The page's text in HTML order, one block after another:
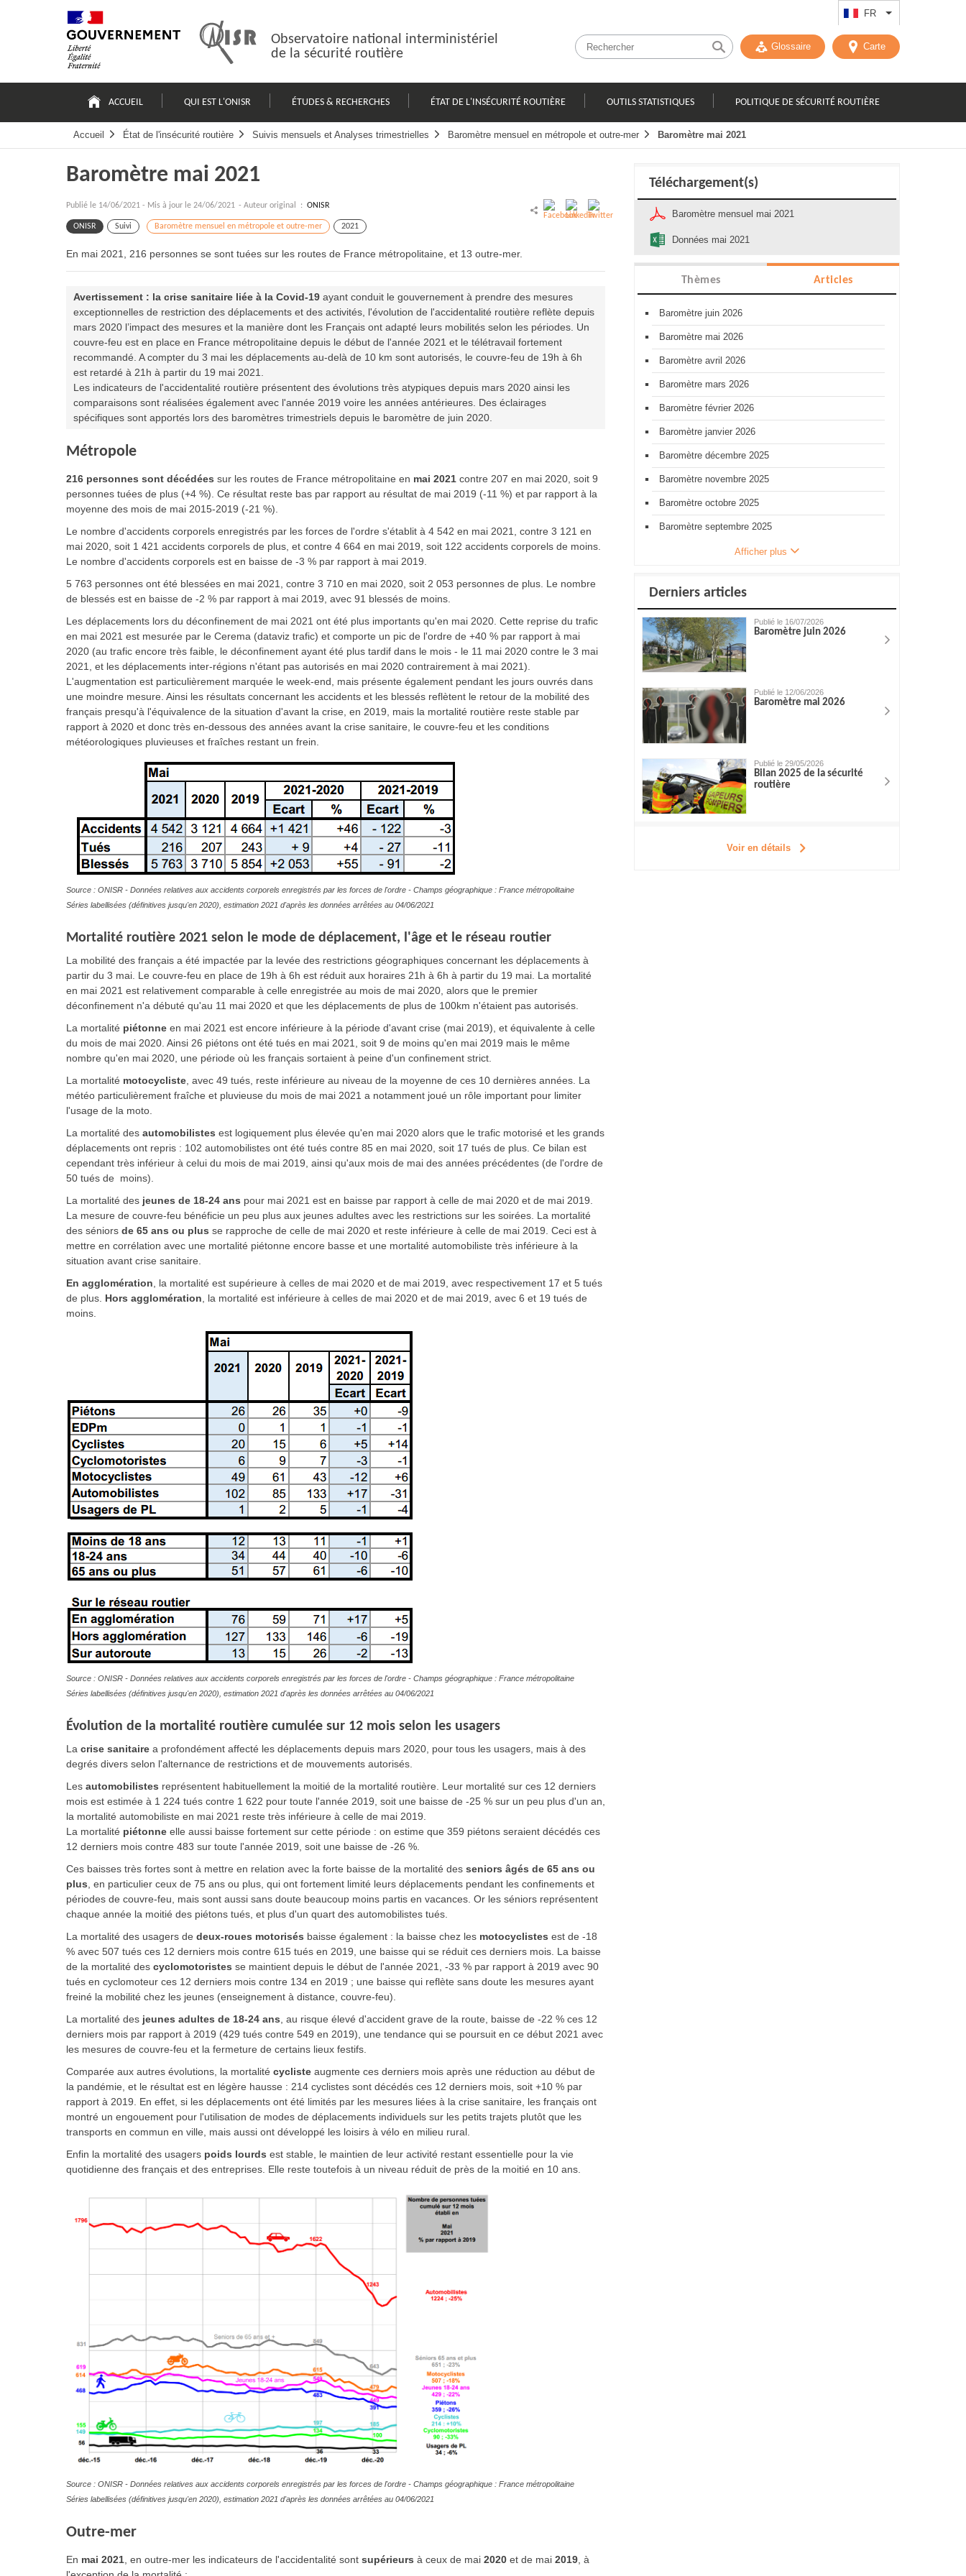
FR Lister les actions
Observatoire national interministériel
de la sécurité routière
Glossaire Carte
principale
ACCUEIL QUI EST L'ONISR ÉTUDES & RECHERCHES ÉTAT DE L'INSÉCURITÉ ROUTIÈRE OUTILS STATISTIQUES POLITIQUE DE SÉCURITÉ ROUTIÈRE
Accueil État de l'insécurité routière Suivis mensuels et Analyses trimestrielles Baromètre mensuel en métropole et outre-mer Baromètre mai 2021
Baromètre mai 2021
Publié le 14/06/2021 - Mis à jour le 24/06/2021 - Auteur original : ONISR
ONISR Suivi Baromètre mensuel en métropole et outre-mer 2021
En mai 2021, 216 personnes se sont tuées sur les routes de France métropolitaine, et 13 outre-mer.
Avertissement : la crise sanitaire liée à la Covid-19 ayant conduit le gouvernement à prendre des mesures
exceptionnelles de restriction des déplacements et des activités, l'évolution de l'accidentalité routière reflète depuis
mars 2020 l’impact des mesures et la manière dont les Français ont adapté leurs mobilités selon les périodes. Un
couvre-feu est en place en France métropolitaine depuis le début de l'année 2021 et le télétravail fortement
recommandé. A compter du 3 mai les déplacements au-delà de 10 km sont autorisés, le couvre-feu de 19h à 6h
est retardé à 21h à partir du 19 mai 2021.
Les indicateurs de l'accidentalité routière présentent des évolutions très atypiques depuis mars 2020 ainsi les
comparaisons sont réalisées également avec l'année 2019 voire les années antérieures. Des éclairages
spécifiques sont apportés lors des baromètres trimestriels depuis le baromètre de juin 2020.
Métropole
216 personnes sont décédées sur les routes de France métropolitaine en mai 2021 contre 207 en mai 2020, soit 9
personnes tuées de plus (+4 %). Ce résultat reste bas par rapport au résultat de mai 2019 (-11 %) et par rapport à la
moyenne des mois de mai 2015-2019 (-21 %).
Le nombre d'accidents corporels enregistrés par les forces de l'ordre s'établit à 4 542 en mai 2021, contre 3 121 en
mai 2020, soit 1 421 accidents corporels de plus, et contre 4 664 en mai 2019, soit 122 accidents corporels de moins.
Le nombre d'accidents corporels est en baisse de -3 % par rapport à mai 2019.
5 763 personnes ont été blessées en mai 2021, contre 3 710 en mai 2020, soit 2 053 personnes de plus. Le nombre
de blessés est en baisse de -2 % par rapport à mai 2019, avec 91 blessés de moins.
Les déplacements lors du déconfinement de mai 2021 ont été plus importants qu'en mai 2020. Cette reprise du trafic
en mai 2021 est mesurée par le Cerema (dataviz trafic) et comporte un pic de l'ordre de +40 % par rapport à mai
2020 (au trafic encore très faible, le déconfinement ayant été plus tardif dans le mois - le 11 mai 2020 contre le 3 mai
2021, et les déplacements inter-régions n'étant pas autorisés en mai 2020 contrairement à mai 2021).
L'augmentation est particulièrement marquée le week-end, mais présente également pendant les jours ouvrés dans
une moindre mesure. Ainsi les résultats concernant les accidents et les blessés reflètent le retour de la mobilité des
français presqu'à l'équivalence de la situation d'avant la crise, en 2019, mais la mortalité routière reste stable par
rapport à 2020 et donc très en-dessous des années avant la crise sanitaire, le couvre-feu et les conditions
météorologiques pluvieuses et fraîches restant un frein.
Source : ONISR - Données relatives aux accidents corporels enregistrés par les forces de l'ordre - Champs géographique : France métropolitaine
Séries labellisées (définitives jusqu'en 2020), estimation 2021 d'après les données arrêtées au 04/06/2021
Mortalité routière 2021 selon le mode de déplacement, l'âge et le réseau routier
La mobilité des français a été impactée par la levée des restrictions géographiques concernant les déplacements à
partir du 3 mai. Le couvre-feu en place de 19h à 6h est réduit aux horaires 21h à 6h à partir du 19 mai. La mortalité
en mai 2021 est relativement comparable à celle enregistrée au mois de mai 2020, alors que le premier
déconfinement n'a débuté qu'au 11 mai 2020 et que les déplacements de plus de 100km n'étaient pas autorisés.
La mortalité piétonne en mai 2021 est encore inférieure à la période d'avant crise (mai 2019), et équivalente à celle
du mois de mai 2020. Ainsi 26 piétons ont été tués en mai 2021, soit 9 de moins qu'en mai 2019 mais le même
nombre qu'en mai 2020, une période où les français sortaient à peine d'un confinement strict.
La mortalité motocycliste , avec 49 tués, reste inférieure au niveau de la moyenne de ces 10 dernières années. La
météo particulièrement fraîche et pluvieuse du mois de mai 2021 a notamment joué un rôle important pour limiter
l'usage de la moto.
La mortalité des automobilistes est logiquement plus élevée qu'en mai 2020 alors que le trafic motorisé et les grands
déplacements ont repris : 102 automobilistes ont été tués contre 85 en mai 2020, soit 17 tués de plus. Ce bilan est
cependant très inférieur à celui du mois de mai 2019, ainsi qu'aux mois de mai des années précédentes (de l'ordre de
50 tués de moins).
La mortalité des jeunes de 18-24 ans pour mai 2021 est en baisse par rapport à celle de mai 2020 et de mai 2019.
La mesure de couvre-feu bénéficie un peu plus aux jeunes adultes avec les restrictions sur les soirées. La mortalité
des séniors de 65 ans ou plus se rapproche de celle de mai 2020 et reste inférieure à celle de mai 2019. Ceci est à
mettre en corrélation avec une mortalité piétonne encore basse et une mortalité automobiliste très inférieure à la
situation avant crise sanitaire.
En agglomération
la mortalité est supérieure à celles de mai 2020 et de mai 2019, avec respectivement 17 et 5 tués
de plus. Hors agglomération
la mortalité est inférieure à celles de mai 2020 et de mai 2019, avec 6 et 19 tués de
moins.
Source : ONISR - Données relatives aux accidents corporels enregistrés par les forces de l'ordre - Champs géographique : France métropolitaine
Séries labellisées (définitives jusqu'en 2020), estimation 2021 d'après les données arrêtées au 04/06/2021
Évolution de la mortalité routière cumulée sur 12 mois selon les usagers
La crise sanitaire a profondément affecté les déplacements depuis mars 2020, pour tous les usagers, mais à des
degrés divers selon l'alternance de restrictions et de mouvements autorisés.
Les automobilistes représentent habituellement la moitié de la mortalité routière. Leur mortalité sur ces 12 derniers
mois est estimée à 1 224 tués contre 1 622 pour toute l'année 2019, soit une baisse de -25 % sur un peu plus d'un an,
la mortalité automobiliste en mai 2021 reste très inférieure à celle de mai 2019.
La mortalité piétonne elle aussi baisse fortement sur cette période : on estime que 359 piétons seraient décédés ces
12 derniers mois contre 483 sur toute l'année 2019, soit une baisse de -26 %.
Ces baisses très fortes sont à mettre en relation avec la forte baisse de la mortalité des seniors âgés de 65 ans ou
plus , en particulier ceux de 75 ans ou plus, qui ont fortement limité leurs déplacements pendant les confinements et
périodes de couvre-feu, mais sont aussi sans doute beaucoup moins partis en vacances. Or les séniors représentent
chaque année la moitié des piétons tués, et plus d'un quart des automobilistes tués.
La mortalité des usagers de deux-roues motorisés baisse également : la baisse chez les motocyclistes est de -18
% avec 507 tués ces 12 derniers mois contre 615 tués en 2019, une baisse qui se réduit ces derniers mois. La baisse
de la mortalité des cyclomotoristes se maintient depuis le début de l'année 2021, -33 % par rapport à 2019 avec 90
tués en cyclomoteur ces 12 derniers mois contre 134 en 2019 ; une baisse qui reflète sans doute les mesures ayant
freiné la mobilité chez les jeunes (enseignement à distance, couvre-feu).
La mortalité des jeunes adultes de 18-24 ans , au risque élevé d'accident grave de la route, baisse de -22 % ces 12
derniers mois par rapport à 2019 (429 tués contre 549 en 2019), une tendance qui se poursuit en ce début 2021 avec
les mesures de couvre-feu et la fermeture de certains lieux festifs.
Comparée aux autres évolutions, la mortalité cycliste augmente ces derniers mois après une réduction au début de
la pandémie, et le résultat est en légère hausse : 214 cyclistes sont décédés ces 12 derniers mois, soit +10 % par
rapport à 2019. En effet, si les déplacements ont été limités par les mesures liées à la crise sanitaire, les français ont
montré un engouement pour l'utilisation de modes de déplacements individuels sur les petits trajets plutôt que les
transports en commun en ville, mais aussi ont développé les loisirs à vélo en milieu rural.
Enfin la mortalité des usagers poids lourds est stable, le maintien de leur activité restant essentielle pour la vie
quotidienne des français et des entreprises. Elle reste toutefois à un niveau réduit de près de la moitié en 10 ans.
Source : ONISR - Données relatives aux accidents corporels enregistrés par les forces de l'ordre - Champs géographique : France métropolitaine
Séries labellisées (définitives jusqu'en 2020), estimation 2021 d'après les données arrêtées au 04/06/2021
Outre-mer
En mai 2021 , en outre-mer les indicateurs de l'accidentalité sont supérieurs à ceux de mai 2020 et de mai 2019 , à
Téléchargement(s)
Baromètre mensuel mai 2021
Données mai 2021
Thèmes Articles
Baromètre juin 2026
Baromètre mai 2026
Baromètre avril 2026
Baromètre mars 2026
Baromètre février 2026
Baromètre janvier 2026
Baromètre décembre 2025
Baromètre novembre 2025
Baromètre octobre 2025
Baromètre septembre 2025
Afficher plus
Derniers articles
Publié le 16/07/2026
Baromètre juin 2026
Publié le 12/06/2026
Baromètre mai 2026
Publié le 29/05/2026
Bilan 2025 de la sécurité
routière
Voir en détails